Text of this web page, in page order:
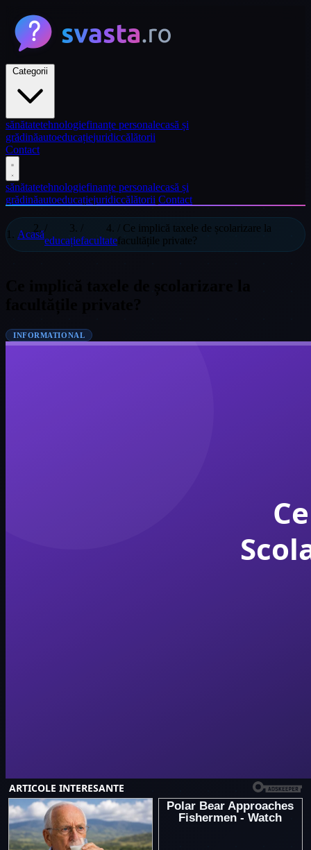
sănătatetehnologiefinanțe personalecasă și
grădinăautoeducațiejuridiccălătorii
Contact
sănătatetehnologiefinanțe personalecasă și
grădinăautoeducațiejuridiccălătorii Contact
Acasă
educațiefacultate
/ Ce implică taxele de școlarizare la
facultățile private?
INFORMATIONAL